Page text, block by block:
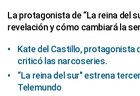
La protagonista de “La reina del
revelación y cómo cambiará la
Kate del Castillo, protagonista
criticó las narcoseries.
“La reina del sur″ estrena
Telemundo